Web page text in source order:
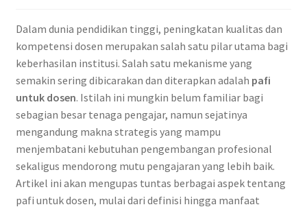
Dalam dunia pendidikan tinggi, peningkatan kualitas dan
kompetensi dosen merupakan salah satu pilar utama bagi
keberhasilan institusi. Salah satu mekanisme yang
semakin sering dibicarakan dan diterapkan adalah pafi
untuk dosen. Istilah ini mungkin belum familiar bagi
sebagian besar tenaga pengajar, namun sejatinya
mengandung makna strategis yang mampu
menjembatani kebutuhan pengembangan profesional
sekaligus mendorong mutu pengajaran yang lebih baik.
Artikel ini akan mengupas tuntas berbagai aspek tentang
pafi untuk dosen, mulai dari definisi hingga manfaat